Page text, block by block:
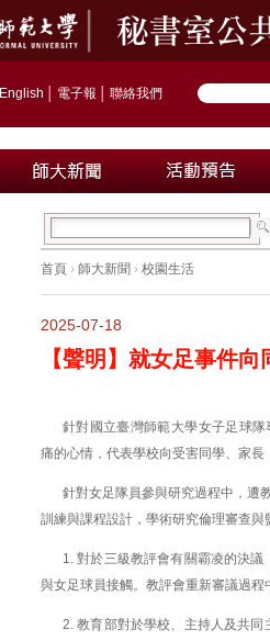
English 電子報 聯絡我們
首頁 › 師大新聞 › 校園生活
2025-07-18
【聲明】就女足事件
針對國立臺灣師範大學女子足球
痛的心情，代表學校向受害同學、家長
針對女足隊員參與研究過程中，遭
訓練與課程設計，學術研究倫理審查與
1. 對於三級教評會有關霸凌的決
與女足球員接觸。教評會重新審議過程
2. 教育部對於學校、主持人及共同